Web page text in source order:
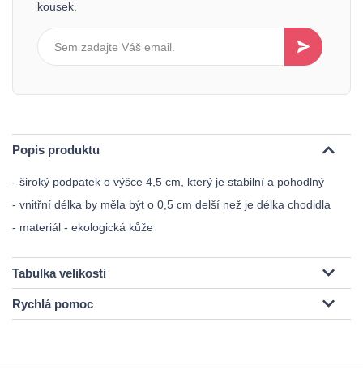
kousek.
Popis produktu
- široký podpatek o výšce 4,5 cm, který je stabilní a pohodlný
- vnitřní délka by měla být o 0,5 cm delší než je délka chodidla
- materiál - ekologická kůže
Tabulka velikosti
Rychlá pomoc